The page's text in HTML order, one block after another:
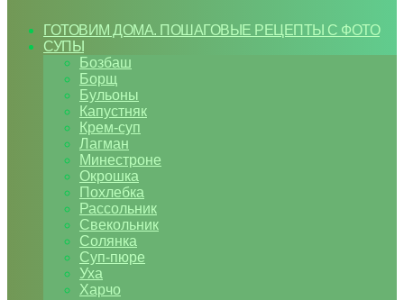
ГОТОВИМ ДОМА. ПОШАГОВЫЕ РЕЦЕПТЫ С ФОТО
СУПЫ
Бозбаш
Борщ
Бульоны
Капустняк
Крем-суп
Лагман
Минестроне
Окрошка
Похлебка
Рассольник
Свекольник
Солянка
Суп-пюре
Уха
Харчо